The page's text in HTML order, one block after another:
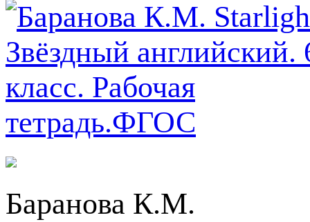
Баранова К.М.